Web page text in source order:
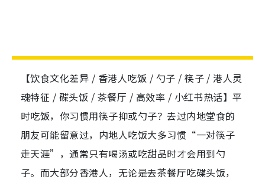
【饮食文化差异 / 香港人吃饭 / 勺子 / 筷子 / 港人灵
魂特征 / 碟头饭 / 茶餐厅 / 高效率 / 小红书热话】平
时吃饭，你习惯用筷子抑或勺子？去过内地堂食的
朋友可能留意过，内地人吃饭大多习惯“一对筷子
走天涯”，通常只有喝汤或吃甜品时才会用到勺
子。而大部分香港人，无论是去茶餐厅吃碟头饭，